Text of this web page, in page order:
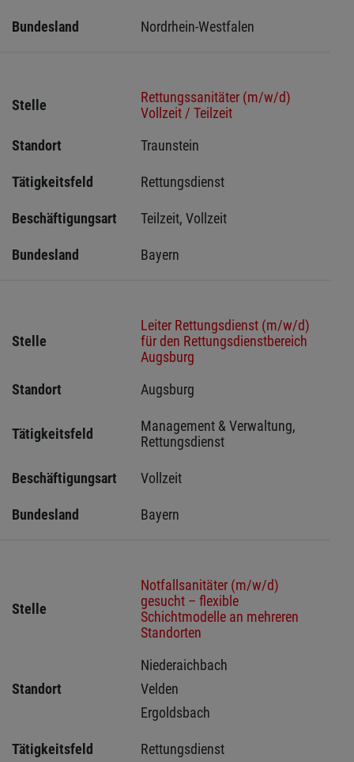
Bundesland Nordrhein-Westfalen
Stelle
Rettungssanitäter (m/w/d)
Vollzeit / Teilzeit
Standort
Traunstein
Tätigkeitsfeld Rettungsdienst
Beschäftigungsart Teilzeit, Vollzeit
Bundesland Bayern
Stelle
Leiter Rettungsdienst (m/w/d)
für den Rettungsdienstbereich
Augsburg
Standort
Augsburg
Tätigkeitsfeld
Management & Verwaltung,
Rettungsdienst
Beschäftigungsart Vollzeit
Bundesland Bayern
Stelle
Notfallsanitäter (m/w/d)
gesucht – flexible
Schichtmodelle an mehreren
Standorten
Standort
Niederaichbach
Velden
Ergoldsbach
Tätigkeitsfeld Rettungsdienst